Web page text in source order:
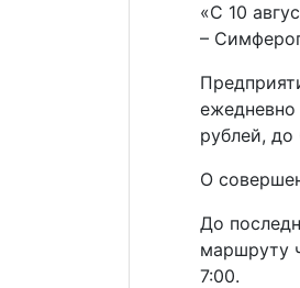
«С 10
–
рублей,
О
До
маршруту
7:00.